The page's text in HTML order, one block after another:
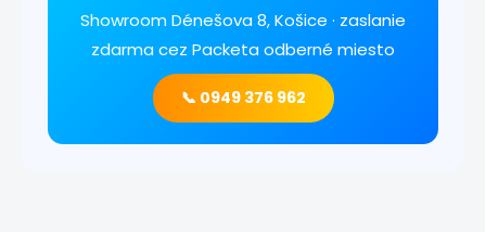
Showroom Dénešova 8, Košice · zaslanie
zdarma cez Packeta odberné miesto
📞 0949 376 962